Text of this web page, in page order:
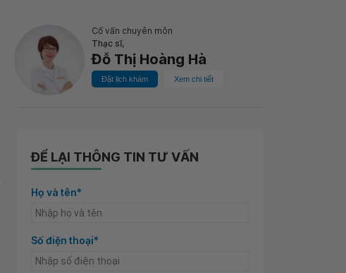
Cố vấn chuyên môn
Thạc sĩ,
Đỗ Thị Hoàng Hà
Đặt lịch khám Xem chi tiết
ĐỂ LẠI THÔNG TIN TƯ VẤN
Họ và tên*
Số điện thoại*